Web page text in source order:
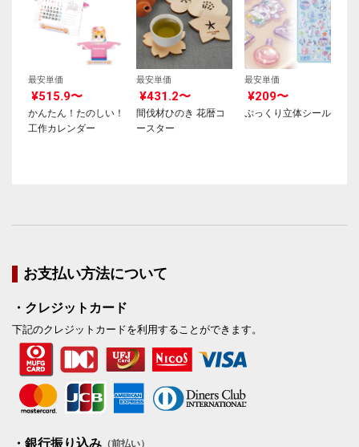
最安単価
¥515.9〜
かんたん！たのしい！
工作カレンダー
最安単価
¥431.2〜
間伐材ひのき 花暦コ
ースター
最安単価
¥209〜
ぷっくり立体シール
お支払い方法について
・クレジットカード
下記のクレジットカードを利用することができます。
・銀行振り込み （前払い）